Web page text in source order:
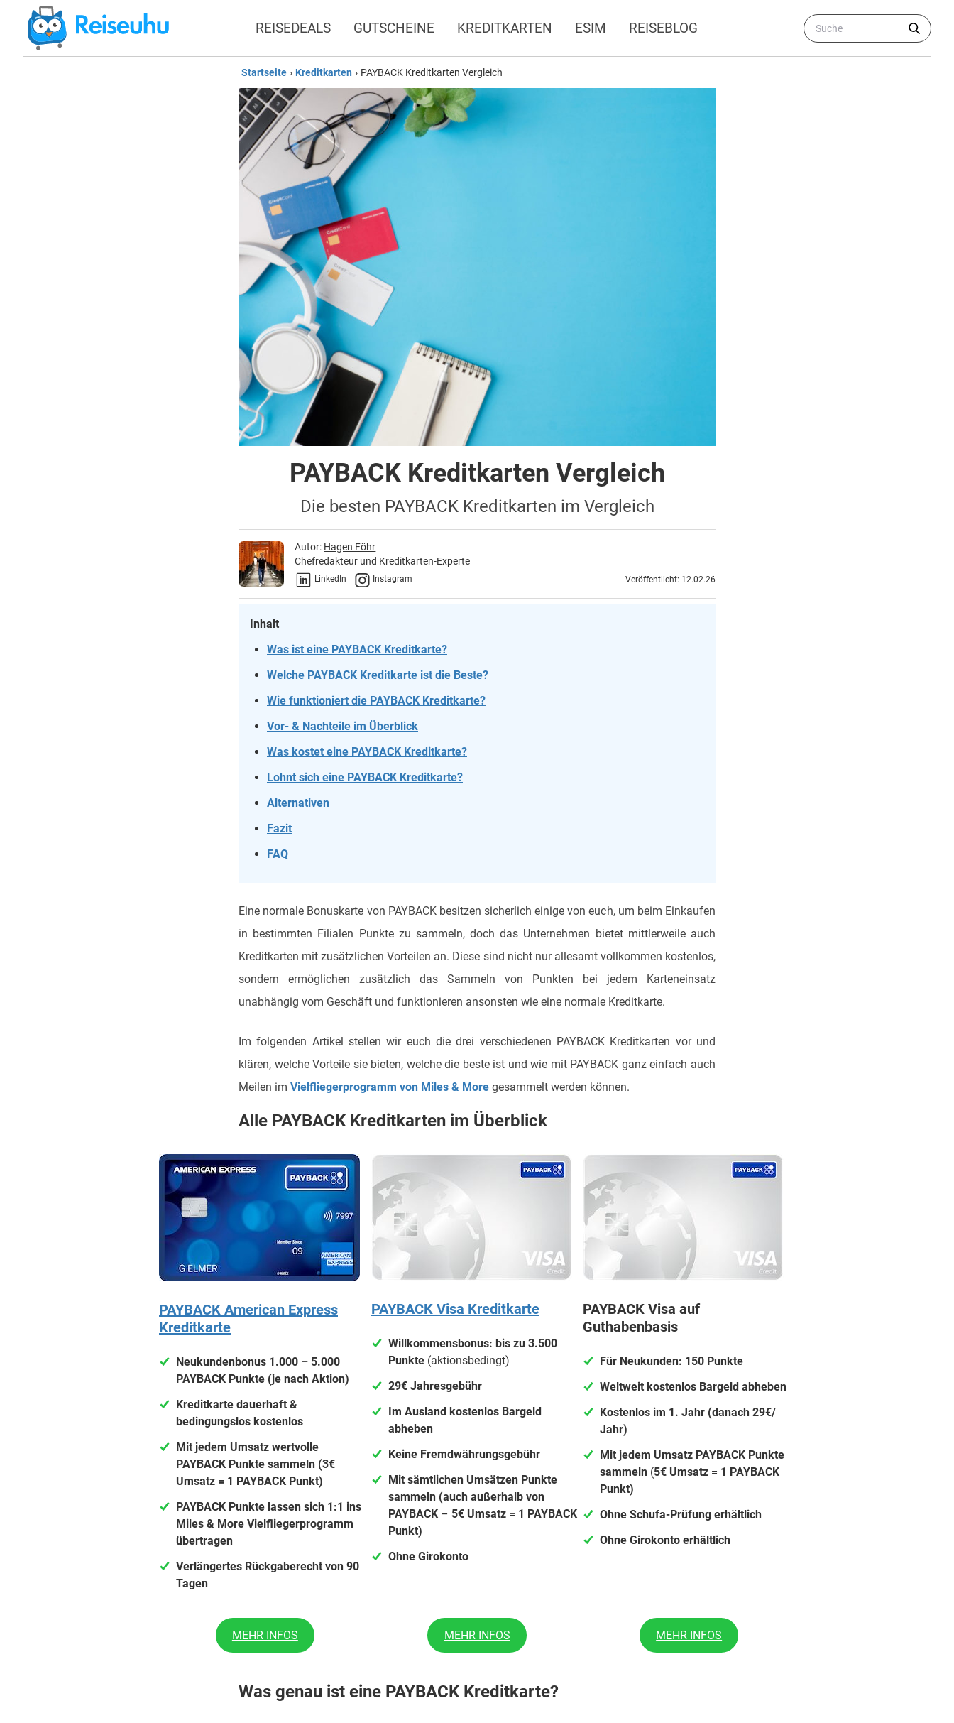
REISEDEALS GUTSCHEINE KREDITKARTEN ESIM REISEBLOG
Startseite › Kreditkarten › PAYBACK Kreditkarten Vergleich
PAYBACK Kreditkarten Vergleich
Die besten PAYBACK Kreditkarten im Vergleich
Autor: Hagen Föhr
Chefredakteur und Kreditkarten-Experte
LinkedIn Instagram Veröffentlicht: 12.02.26
Inhalt
Was ist eine PAYBACK Kreditkarte?
Welche PAYBACK Kreditkarte ist die Beste?
Wie funktioniert die PAYBACK Kreditkarte?
Vor- & Nachteile im Überblick
Was kostet eine PAYBACK Kreditkarte?
Lohnt sich eine PAYBACK Kreditkarte?
Alternativen
Fazit
FAQ
Eine normale Bonuskarte von PAYBACK besitzen sicherlich einige von euch, um beim Einkaufen
in bestimmten Filialen Punkte zu sammeln, doch das Unternehmen bietet mittlerweile auch
Kreditkarten mit zusätzlichen Vorteilen an. Diese sind nicht nur allesamt vollkommen kostenlos,
sondern ermöglichen zusätzlich das Sammeln von Punkten bei jedem Karteneinsatz
unabhängig vom Geschäft und funktionieren ansonsten wie eine normale Kreditkarte.
Im folgenden Artikel stellen wir euch die drei verschiedenen PAYBACK Kreditkarten vor und
klären, welche Vorteile sie bieten, welche die beste ist und wie mit PAYBACK ganz einfach auch
Meilen im Vielfliegerprogramm von Miles & More gesammelt werden können.
Alle PAYBACK Kreditkarten im Überblick
PAYBACK American Express
Kreditkarte
Neukundenbonus 1.000 – 5.000
PAYBACK Punkte (je nach Aktion)
Kreditkarte dauerhaft &
bedingungslos kostenlos
Mit jedem Umsatz wertvolle
PAYBACK Punkte sammeln (3€
Umsatz = 1 PAYBACK Punkt)
PAYBACK Punkte lassen sich 1:1 ins
Miles & More Vielfliegerprogramm
übertragen
Verlängertes Rückgaberecht von 90
Tagen
MEHR INFOS
PAYBACK Visa Kreditkarte
Willkommensbonus: bis zu 3.500
Punkte(aktionsbedingt)
29€ Jahresgebühr
Im Ausland kostenlos Bargeld
abheben
Keine Fremdwährungsgebühr
Mit sämtlichen Umsätzen Punkte
sammeln (auch außerhalb von
PAYBACK– 5€ Umsatz = 1 PAYBACK
Punkt)
Ohne Girokonto
MEHR INFOS
PAYBACK Visa auf
Guthabenbasis
Für Neukunden: 150 Punkte
Weltweit kostenlos Bargeld abheben
Kostenlos im 1. Jahr (danach 29€/
Jahr)
Mit jedem Umsatz PAYBACK Punkte
sammeln (5€ Umsatz = 1 PAYBACK
Punkt)
Ohne Schufa-Prüfung erhältlich
Ohne Girokonto erhältlich
MEHR INFOS
Was genau ist eine PAYBACK Kreditkarte?